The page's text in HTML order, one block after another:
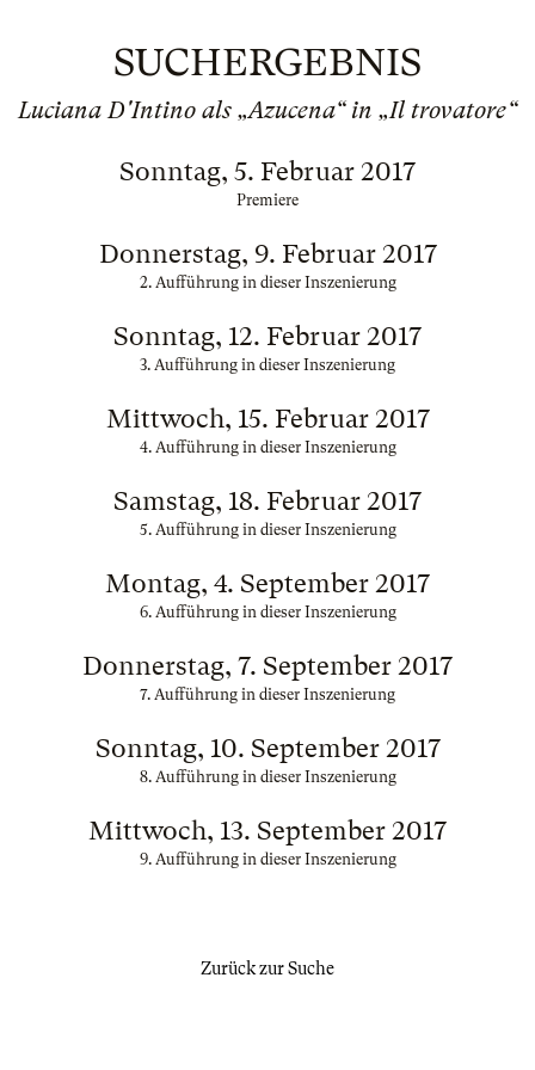
SUCHERGEBNIS
Luciana D'Intino als „Azucena“ in „Il trovatore“
Sonntag, 5. Februar 2017
Premiere
Donnerstag, 9. Februar 2017
2. Aufführung in dieser Inszenierung
Sonntag, 12. Februar 2017
3. Aufführung in dieser Inszenierung
Mittwoch, 15. Februar 2017
4. Aufführung in dieser Inszenierung
Samstag, 18. Februar 2017
5. Aufführung in dieser Inszenierung
Montag, 4. September 2017
6. Aufführung in dieser Inszenierung
Donnerstag, 7. September 2017
7. Aufführung in dieser Inszenierung
Sonntag, 10. September 2017
8. Aufführung in dieser Inszenierung
Mittwoch, 13. September 2017
9. Aufführung in dieser Inszenierung
Zurück zur Suche